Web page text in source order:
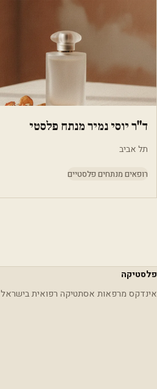
ד"ר יוסי נמיר מנתח פלסטי
תל אביב
רופאים מנתחים פלסטיים
פלסטיקה
אינדקס מרפאות אסתטיקה רפואית בישראל